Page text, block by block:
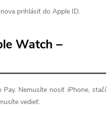
prihlásiť do Apple ID.
Watch –
Nemusíte nosiť iPhone, stačí
vedieť: